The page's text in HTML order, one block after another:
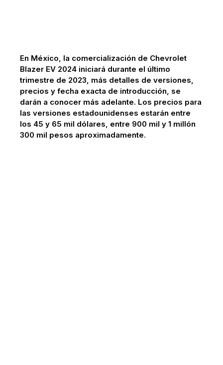
En México, la comercialización de Chevrolet
Blazer EV 2024 iniciará durante el último
trimestre de 2023, más detalles de versiones,
precios y fecha exacta de introducción, se
darán a conocer más adelante. Los precios para
las versiones estadounidenses estarán entre
los 45 y 65 mil dólares, entre 900 mil y 1 millón
300 mil pesos aproximadamente.